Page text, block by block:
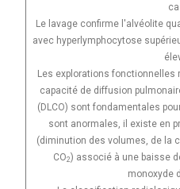
Le lavage confirme l'alvéolite
avec hyperlymphocytose
Les explorations fonctionnelles
capacité de diffusion
(DLCO) sont fondamentales
sont anormales, il existe en
(diminution des volumes, de la
CO2) associé à une baisse
monoxyde